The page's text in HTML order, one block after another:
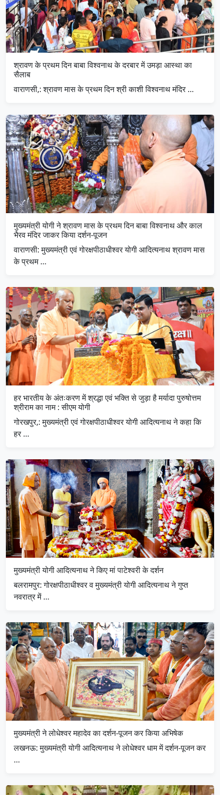
श्रावण के प्रथम दिन बाबा विश्वनाथ के दरबार में उमड़ा आस्था का
सैलाब
वाराणसी,: श्रावण मास के प्रथम दिन श्री काशी विश्वनाथ मंदिर …
मुख्यमंत्री योगी ने श्रावण मास के प्रथम दिन बाबा विश्वनाथ और काल
भैरव मंदिर जाकर किया दर्शन-पूजन
वाराणसी: मुख्यमंत्री एवं गोरक्षपीठाधीश्वर योगी आदित्यनाथ श्रावण मास
के प्रथम …
हर भारतीय के अंतःकरण में श्रद्धा एवं भक्ति से जुड़ा है मर्यादा पुरुषोत्तम
श्रीराम का नाम : सीएम योगी
गोरखपुर,: मुख्यमंत्री एवं गोरक्षपीठाधीश्वर योगी आदित्यनाथ ने कहा कि
हर …
मुख्यमंत्री योगी आदित्यनाथ ने किए मां पाटेश्वरी के दर्शन
बलरामपुर: गोरक्षपीठाधीश्वर व मुख्यमंत्री योगी आदित्यनाथ ने गुप्त
नवरात्र में …
मुख्यमंत्री ने लोधेश्वर महादेव का दर्शन-पूजन कर किया अभिषेक
लखनऊ: मुख्यमंत्री योगी आदित्यनाथ ने लोधेश्वर धाम में दर्शन-पूजन कर
…